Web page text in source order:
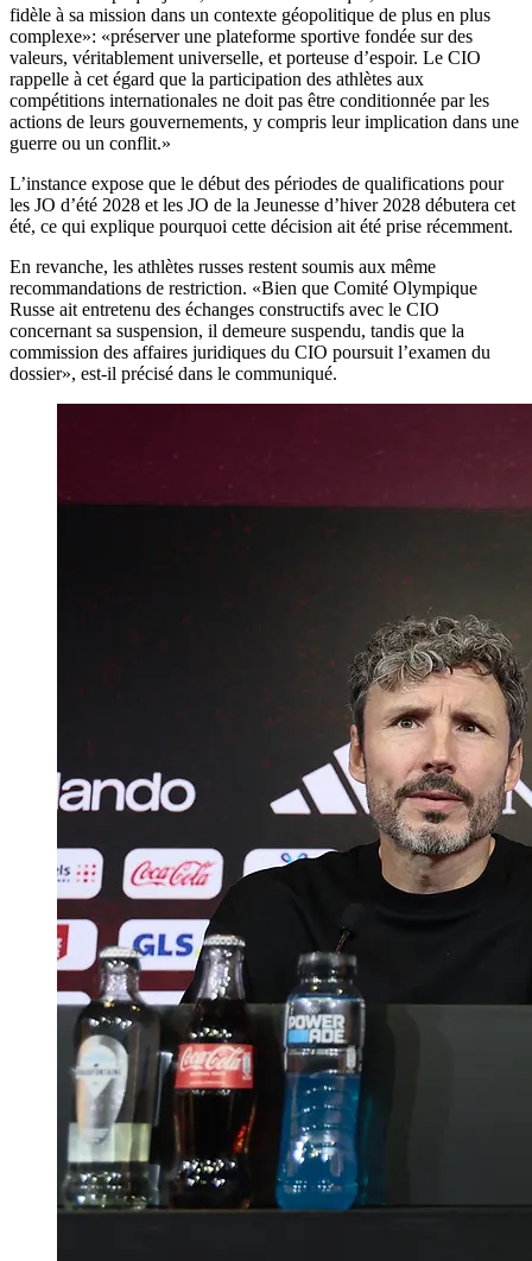
fidèle à sa mission dans un contexte géopolitique de plus en plus
complexe»: «préserver une plateforme sportive fondée sur des
valeurs, véritablement universelle, et porteuse d’espoir. Le CIO
rappelle à cet égard que la participation des athlètes aux
compétitions internationales ne doit pas être conditionnée par les
actions de leurs gouvernements, y compris leur implication dans une
guerre ou un conflit.»
L’instance expose que le début des périodes de qualifications pour
les JO d’été 2028 et les JO de la Jeunesse d’hiver 2028 débutera cet
été, ce qui explique pourquoi cette décision ait été prise récemment.
En revanche, les athlètes russes restent soumis aux même
recommandations de restriction. «Bien que Comité Olympique
Russe ait entretenu des échanges constructifs avec le CIO
concernant sa suspension, il demeure suspendu, tandis que la
commission des affaires juridiques du CIO poursuit l’examen du
dossier», est-il précisé dans le communiqué.